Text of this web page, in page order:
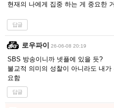
현재의 나에게 집중 하는 게 중요한
답글
로우파이 26-06-08 20:19
SBS 방송이니까 넷플에 있을 듯?
불교적 의미의 성찰이 아니라도 내
요함
답글